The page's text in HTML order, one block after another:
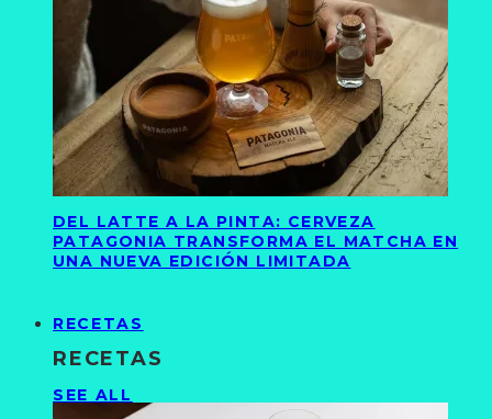
DEL LATTE A LA PINTA: CERVEZA
PATAGONIA TRANSFORMA EL MATCHA EN
UNA NUEVA EDICIÓN LIMITADA
RECETAS
RECETAS
SEE ALL